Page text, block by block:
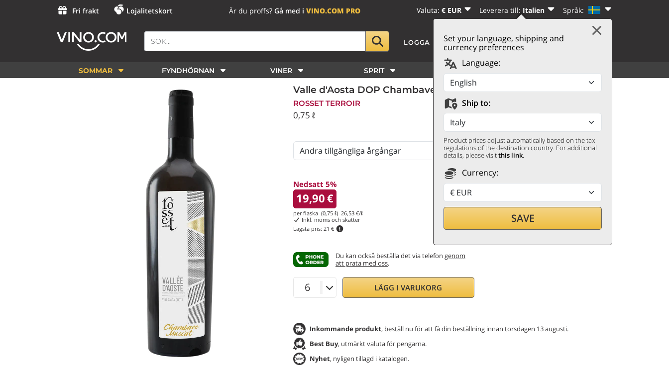
Fri frakt Lojalitetskort Är du proffs? Gå med i VINO.COM PRO Valuta: € EUR Leverera till: Italien Språk:
Set your language, shipping and
currency preferences
Language:
Ship to:
Product prices adjust automatically based on the tax
regulations of the destination country. For additional
details, please visitthis link.
Currency:
SAVE
LOGGA IN | REGISTRERA DIG VARUKORG
SOMMAR FYNDHÖRNAN VINER SPRIT UPPTÄCK
Valle d'Aosta DOP Chambave Muscat 2023 Rosset Terroir
ROSSET TERROIR
0,75 ℓ
Nedsatt 5%
19,90€
per flaska (0,75 ℓ) 26,53 €/ℓ
Inkl. moms och skatter
Lägsta pris: 21 €
Du kan också beställa det via telefon genom
att prata med oss.
LÄGG I VARUKORG
Inkommande produkt, beställ nu för att få din beställning innan torsdagen 13 augusti.
Best Buy, utmärkt valuta för pengarna.
Nyhet, nyligen tillagd i katalogen.